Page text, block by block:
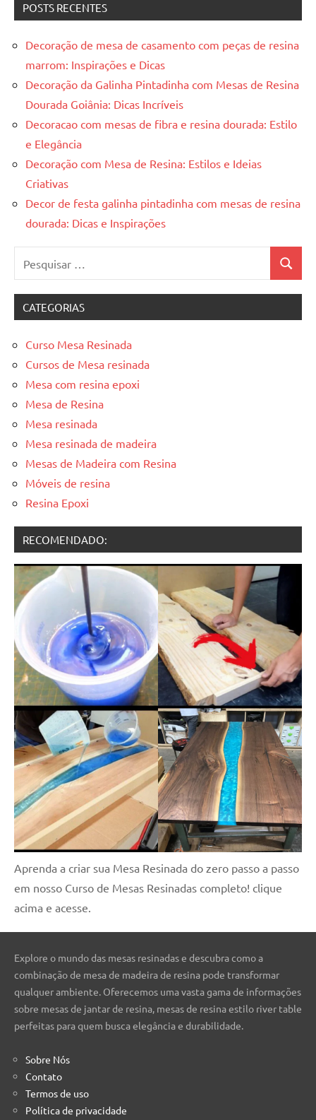
POSTS RECENTES
Decoração de mesa de casamento com peças de resina
marrom: Inspirações e Dicas
Decoração da Galinha Pintadinha com Mesas de Resina
Dourada Goiânia: Dicas Incríveis
Decoracao com mesas de fibra e resina dourada: Estilo
e Elegância
Decoração com Mesa de Resina: Estilos e Ideias
Criativas
Decor de festa galinha pintadinha com mesas de resina
dourada: Dicas e Inspirações
por:
CATEGORIAS
Curso Mesa Resinada
Cursos de Mesa resinada
Mesa com resina epoxi
Mesa de Resina
Mesa resinada
Mesa resinada de madeira
Mesas de Madeira com Resina
Móveis de resina
Resina Epoxi
RECOMENDADO:
Aprenda a criar sua Mesa Resinada do zero passo a passo
em nosso Curso de Mesas Resinadas completo! clique
acima e acesse.
Explore o mundo das mesas resinadas e descubra como a
combinação de mesa de madeira de resina pode transformar
qualquer ambiente. Oferecemos uma vasta gama de informações
sobre mesas de jantar de resina, mesas de resina estilo river table
perfeitas para quem busca elegância e durabilidade.
Sobre Nós
Contato
Termos de uso
Política de privacidade